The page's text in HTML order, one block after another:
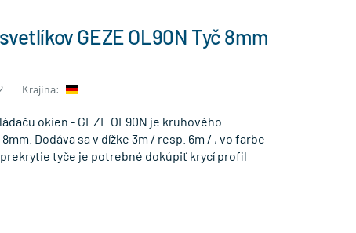
GEZE OL90N Tyč 8mm
Krajina:
okien - GEZE OL90N je kruhového
Dodáva sa v dížke 3m / resp. 6m / , vo farbe
prekrytie tyče je potrebné dokúpiť krycí profil